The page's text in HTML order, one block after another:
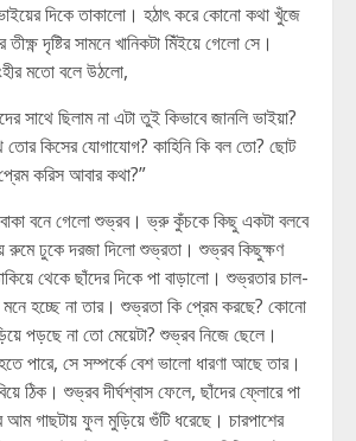
দিকে তাকালো। হঠাৎ করে কোনো কথা খুঁজে
দৃষ্টির সামনে খানিকটা মিঁইয়ে গেলো সে।
মতো বলে উঠলো,
সাথে ছিলাম না এটা তুই কিভাবে জানলি ভাইয়া?
তোর কিসের যোগাযোগ? কাহিনি কি বল তো? ছোট
করিস আবার কথা?”
বনে গেলো শুভ্রব। ভ্রু কুঁচকে কিছু একটা বলবে
ঢুকে দরজা দিলো শুভ্রতা। শুভ্রব কিছুক্ষণ
থেকে ছাঁদের দিকে পা বাড়ালো। শুভ্রতার চাল-
মনে হচ্ছে না তার। শুভ্রতা কি প্রেম করছে? কোনো
পড়ছে না তো মেয়েটা? শুভ্রব নিজে ছেলে।
পারে, সে সম্পর্কে বেশ ভালো ধারণা আছে তার।
ঠিক। শুভ্রব দীর্ঘশ্বাস ফেলে, ছাঁদের ফ্লোরে পা
আম গাছটায় ফুল মুড়িয়ে গুঁটি ধরেছে। চারপাশের